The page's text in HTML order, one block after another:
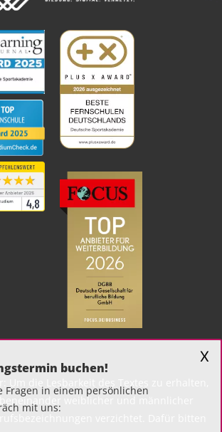
X
buchen!
Fragen in einem persönlichen
mit uns:
weiblicher und männlicher
verzichtet. Dafür bitten